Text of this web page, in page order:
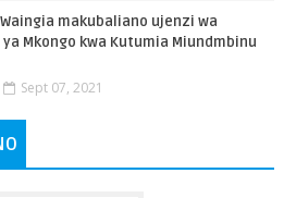
Waingia makubaliano ujenzi wa
Mkongo kwa Kutumia Miundmbinu
Sept 07, 2021